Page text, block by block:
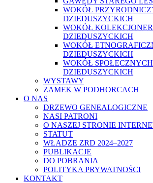
WOKÓŁ
DZIEDUSZYCKICH
WOKÓŁ
DZIEDUSZYCKICH
WOKÓŁ
DZIEDUSZYCKICH
WOKÓŁ SPOŁECZNYCH
DZIEDUSZYCKICH
WYSTAWY
ZAMEK W PODHORCACH
O NAS
DRZEWO GENEALOGICZNE
NASI PATRONI
O NASZEJ STRONIE
STATUT
WŁADZE ZRD 2024–2027
PUBLIKACJE
DO POBRANIA
POLITYKA PRYWATNOŚCI
KONTAKT